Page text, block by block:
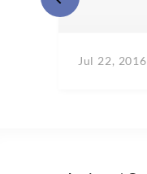
Jul 22, 2016